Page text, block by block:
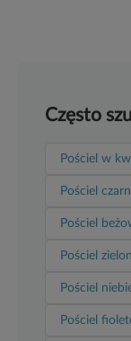
Często
Pościel w
Pościel
Pościel
Pościel
Pościel
Pościel